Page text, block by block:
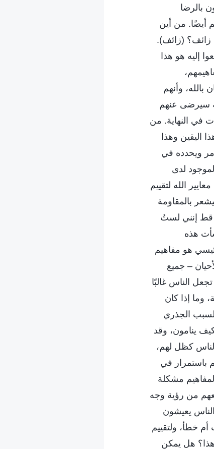
بالرضا
أيضًا. من أين
زائف؟ (زائف).
إليه هو هذا
وأنهم
سيرضى عنهم
في النهاية. من
اليقين وهذا
ويحدده في
لدى
الله لتقييم
بالمقاومة
قط إنني لستُ
هذه
هو مفاهيم
– جميع
تجعل الناس غالبًا
وما إذا كان
الجذري
ينامون، وقد
كظل لهم،
باستمرار في
مشكلة
من رؤية وجه
يعيشون
خطأ، ولتقييم
هذا؟ هل يمكن